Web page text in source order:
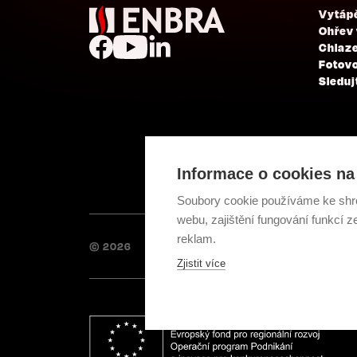
Ohřev
© 2026
Informace o cookies
Soubory cookie používáme ke
webu, zajištění fungování funkcí
reklam.
Zjistit více